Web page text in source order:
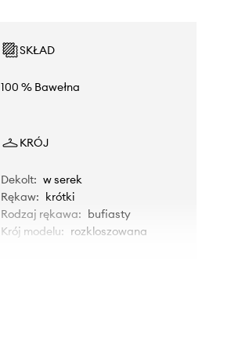
SKŁAD
100 % Bawełna
KRÓJ
Dekolt: w serek
Rękaw:
krótki
Rodzaj rękawa: bufiasty
Krój modelu: rozkloszowana